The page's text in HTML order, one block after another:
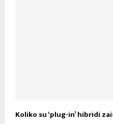
Koliko su ‘plug-in’ hibridi